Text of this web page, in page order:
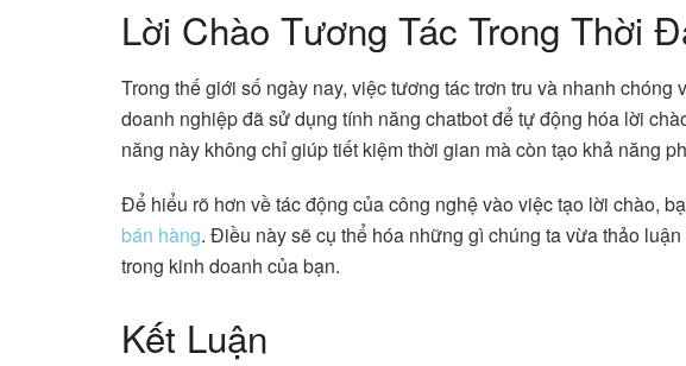
Lời Chào Tương Tác Trong Thời
Trong thế giới số ngày nay, việc tương tác trơn tru và nhanh
doanh nghiệp đã sử dụng tính năng chatbot để tự động hóa lời
năng này không chỉ giúp tiết kiệm thời gian mà còn tạo khả năng
Để hiểu rõ hơn về tác động của công nghệ vào việc tạo lời chào,
bán hàng. Điều này sẽ cụ thể hóa những gì chúng ta vừa thảo
trong kinh doanh của bạn.
Kết Luận